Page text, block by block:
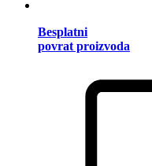
Besplatni
povrat proizvoda